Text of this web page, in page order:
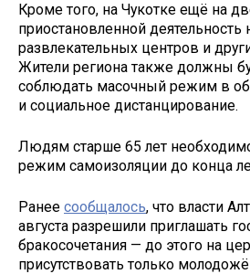
Кроме того, на Чукотке ещё на
приостановленной деятельность
развлекательных центров и
Жители региона также должны
соблюдать масочный режим в
и социальное дистанцирование.
Людям старше 65 лет
режим самоизоляции до конца
Ранее сообщалось, что власти
августа разрешили приглашать
бракосочетания — до этого на
присутствовать только